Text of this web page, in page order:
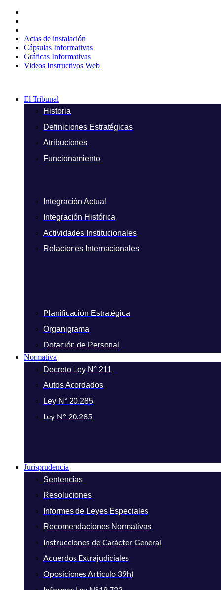
contenido
Actas de instalación
Cápsulas Informativas
Gráficas Informativas
Videos Instructivos Web
El Tribunal
Historia
Definiciones Estratégicas
Atribuciones
Funcionamiento
Integración Actual
Integración Histórica
Actividades Institucionales
Relaciones Internacionales
Planificación Estratégica
Organigrama
Dotación de Personal
Normativa
Decreto Ley N° 211
Autos Acordados
Ley N° 20.285
Ley N° 20.285
Jurisprudencia
Sentencias
Resoluciones
Informes de Leyes Especiales
Recomendaciones Normativas
Instrucciones de Carácter General
Acuerdos Extrajudiciales
Oposiciones Artículo 39h)